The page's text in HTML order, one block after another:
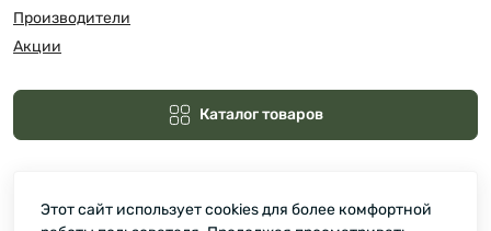
Производители
Акции
Каталог товаров
Этот сайт использует cookies для более комфортной